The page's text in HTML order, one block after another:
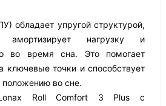
обладает упругой структурой,
амортизирует нагрузку и
во время сна. Это помогает
ключевые точки и способствует
во сне.
Roll Comfort 3 Plus с